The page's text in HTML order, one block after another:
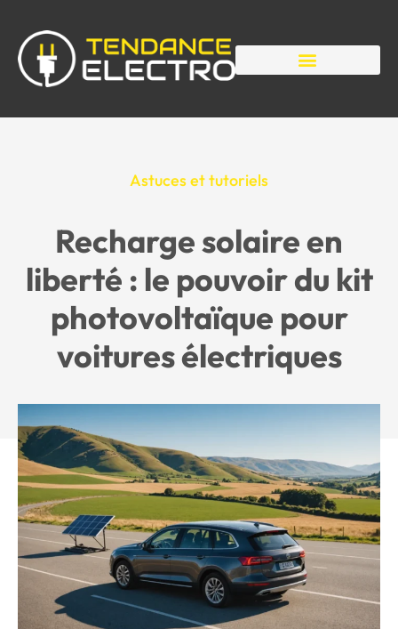
Astuces et tutoriels
Recharge solaire en
liberté : le pouvoir du kit
photovoltaïque pour
voitures électriques